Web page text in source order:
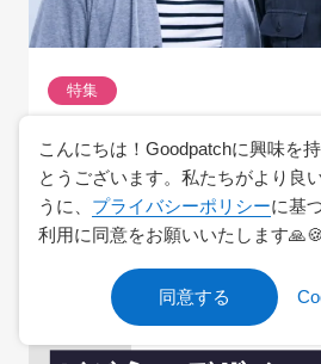
特集
【Podpatch#34】及川卓也
のエンジニアに必要なマイ
開発 Podpatch
こんにちは！Goodpatchに興味を
とうございます。私たちがより良
うに、 プライバシーポリシーに基
利用に同意をお願いいたします🙏🍪
同意する